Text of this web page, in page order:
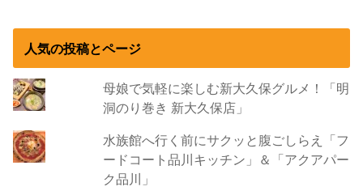
人気の投稿とページ
母娘で気軽に楽しむ新大久保グルメ！「明
洞のり巻き 新大久保店」
水族館へ行く前にサクッと腹ごしらえ「フ
ードコート品川キッチン」＆「アクアパー
ク品川」